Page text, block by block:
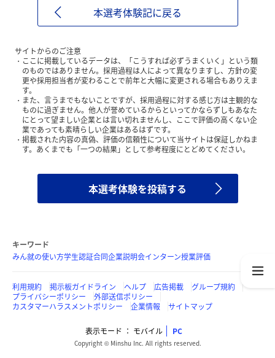
本選考体験記に戻る
サイトからのご注意
ここに掲載しているデータは、「こうすれば必ずうまくいく」という類
のものではありません。採用過程は人によって異なりますし、方針の変
更や採用担当者が変わることで前年と大幅に変更される場合もありえま
す。
また、言うまでもないことですが、採用過程に対する感じ方は主観的な
ものに過ぎません。他人が誉めているからといってかならずしもあなた
にとって望ましい企業とは言い切れませんし、ここで評価の高くない企
業であっても素晴らしい企業はあるはずです。
掲載された内容の真偽、評価の信頼性について当サイトは保証しかねま
す。あくまでも「一つの結果」として参考程度にとどめてください。
本選考体験を投稿する
キーワード
みん就の使い方学生認証合同企業説明会インターン授業評価
利用規約 掲示板ガイドライン ヘルプ 広告掲載
グループ規約
プライバシーポリシー
外部送信ポリシー
カスタマーハラスメントポリシー
企業情報 サイトマップ
表示モード モバイル PC
Copyright © Minshu Inc. All rights reserved.